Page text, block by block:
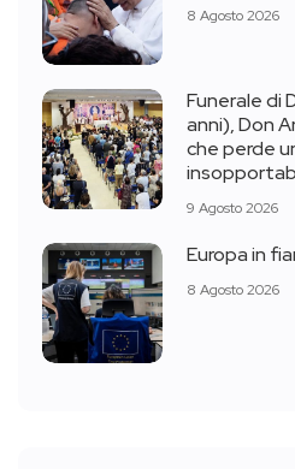
8 Agosto 2026
Funerale di
anni), Don
che perde
9 Agosto 2026
Europa in
8 Agosto 2026